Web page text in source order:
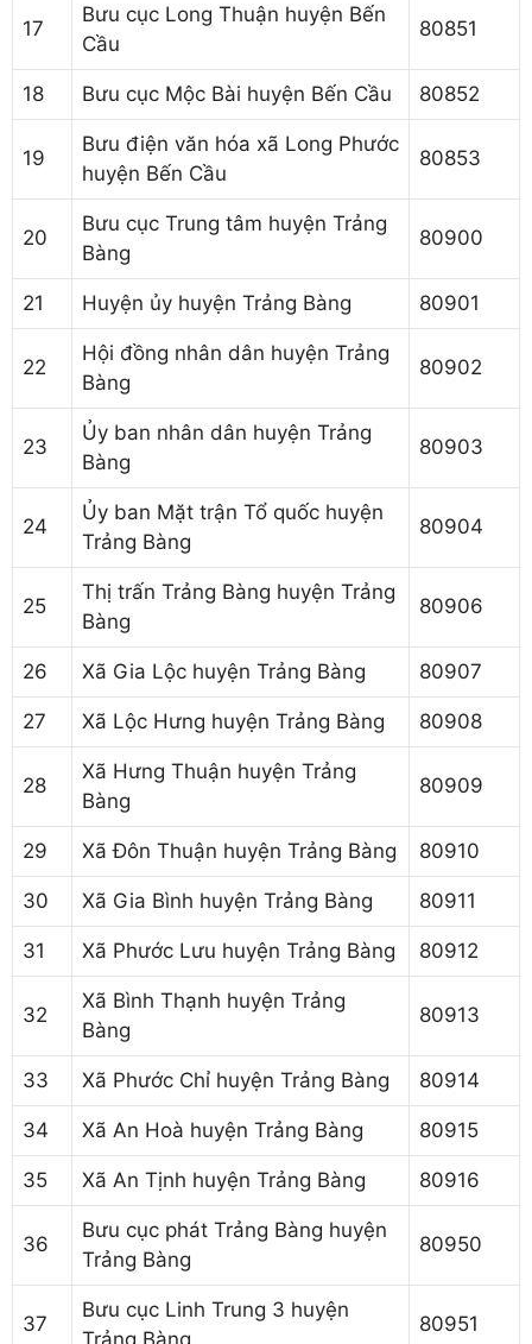
17
Bưu cục Long Thuận huyện Bến
Cầu
80851
18 Bưu cục Mộc Bài huyện Bến Cầu 80852
19
Bưu điện văn hóa xã Long Phước
huyện Bến Cầu
80853
20
Bưu cục Trung tâm huyện Trảng
Bàng
80900
21 Huyện ủy huyện Trảng Bàng 80901
22
Hội đồng nhân dân huyện Trảng
Bàng
80902
23
Ủy ban nhân dân huyện Trảng
Bàng
80903
24
Ủy ban Mặt trận Tổ quốc huyện
Trảng Bàng
80904
25
Thị trấn Trảng Bàng huyện Trảng
Bàng
80906
26 Xã Gia Lộc huyện Trảng Bàng 80907
27 Xã Lộc Hưng huyện Trảng Bàng 80908
28
Xã Hưng Thuận huyện Trảng
Bàng
80909
29 Xã Đôn Thuận huyện Trảng Bàng 80910
30 Xã Gia Bình huyện Trảng Bàng 80911
31 Xã Phước Lưu huyện Trảng Bàng 80912
32
Xã Bình Thạnh huyện Trảng
Bàng
80913
33 Xã Phước Chỉ huyện Trảng Bàng 80914
34 Xã An Hoà huyện Trảng Bàng 80915
35 Xã An Tịnh huyện Trảng Bàng 80916
36
Bưu cục phát Trảng Bàng huyện
Trảng Bàng
80950
37
Bưu cục Linh Trung 3 huyện
Trảng Bàng
80951